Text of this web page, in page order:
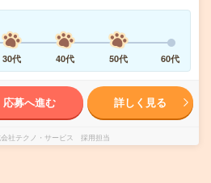
30代 40代 50代 60代
応募へ進む 詳しく見る
社テクノ・サービス 採用担当